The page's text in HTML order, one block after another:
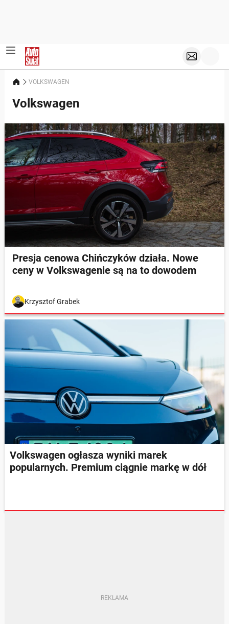
VOLKSWAGEN
Volkswagen
Presja cenowa Chińczyków działa. Nowe
ceny w Volkswagenie są na to dowodem
Krzysztof Grabek
Volkswagen ogłasza wyniki marek
popularnych. Premium ciągnie markę w dół